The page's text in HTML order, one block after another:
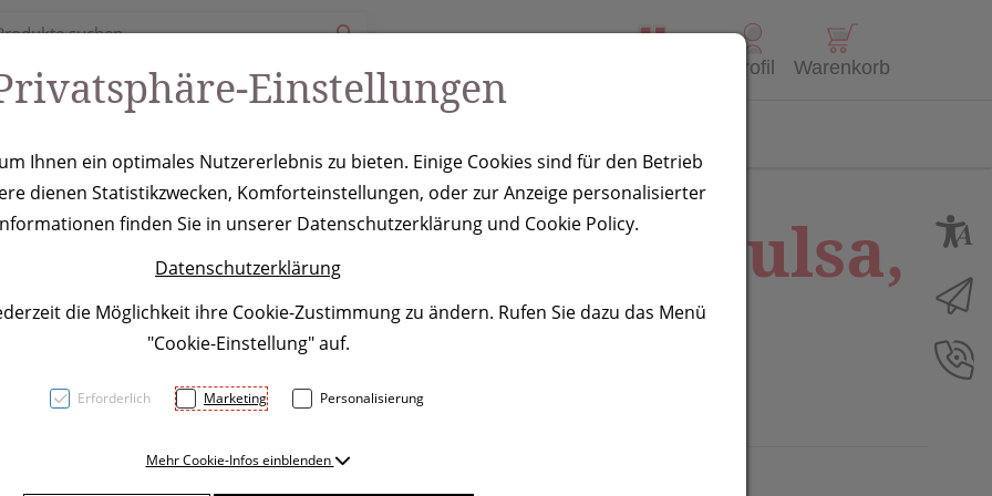
Profil Warenkorb
Taschenlampe Tulsa,
Einstellungen
Ihnen ein optimales Nutzererlebnis zu bieten. Einige Cookies sind für den Betrieb
dienen Statistikzwecken, Komforteinstellungen, oder zur Anzeige personalisierter
finden Sie in unserer Datenschutzerklärung und Cookie Policy.
Datenschutzerklärung
die Möglichkeit ihre Cookie-Zustimmung zu ändern. Rufen Sie dazu das Menü
"Cookie-Einstellung" auf.
Erforderlich Marketing Personalisierung
Mehr Cookie-Infos einblenden